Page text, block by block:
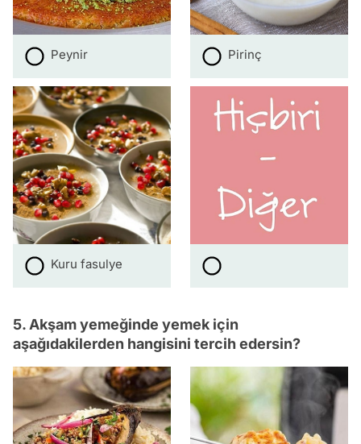
Peynir Pirinç
Kuru fasulye
5. Akşam yemeğinde yemek için
aşağıdakilerden hangisini tercih edersin?